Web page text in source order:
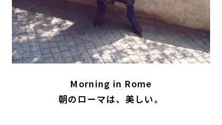
Morning in Rome
朝のローマは、美しい。